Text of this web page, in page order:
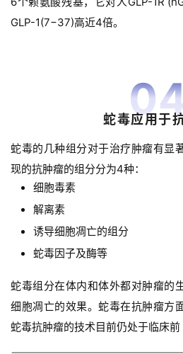
GLP-1(7−37)高近4倍。
蛇毒应用于
蛇毒的几种组分对于治疗肿瘤有显
现的抗肿瘤的组分分为4种：
细胞毒素
解离素
诱导细胞凋亡的组分
蛇毒因子及酶等
蛇毒组分在体内和体外都对肿瘤的
细胞凋亡的效果。蛇毒在抗肿瘤方
蛇毒抗肿瘤的技术目前仍处于临床前